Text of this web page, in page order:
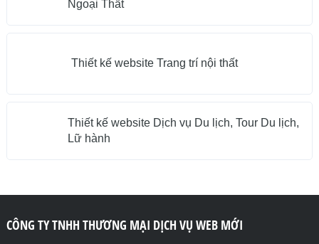
Ngoại Thất
Thiết kế website Trang trí nội thất
Thiết kế website Dịch vụ Du lịch, Tour Du lịch,
Lữ hành
CÔNG TY TNHH THƯƠNG MẠI DỊCH VỤ WEB MỚI